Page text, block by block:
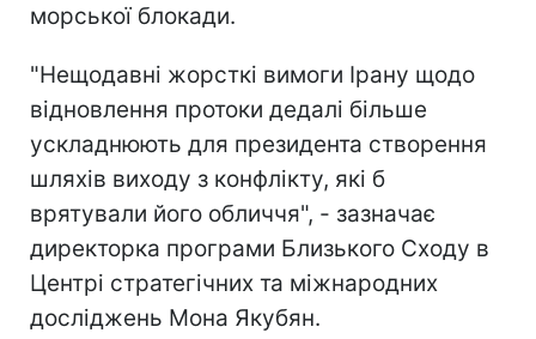
морської блокади.
"Нещодавні жорсткі вимоги Ірану щодо
відновлення протоки дедалі більше
ускладнюють для президента створення
шляхів виходу з конфлікту, які б
врятували його обличчя", - зазначає
директорка програми Близького Сходу в
Центрі стратегічних та міжнародних
досліджень Мона Якубян.